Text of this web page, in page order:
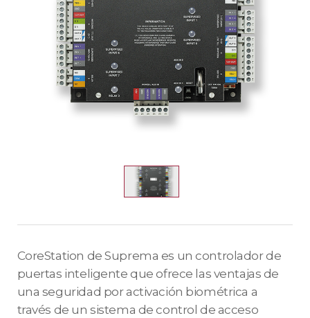
CoreStation de Suprema es un controlador de
puertas inteligente que ofrece las ventajas de
una seguridad por activación biométrica a
través de un sistema de control de acceso